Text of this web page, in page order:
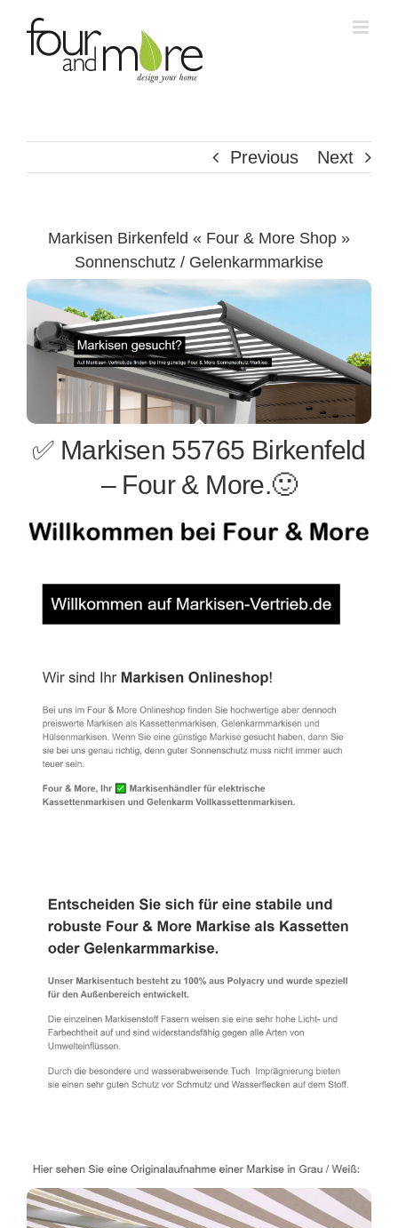
Previous Next
Markisen Birkenfeld « Four & More Shop »
Sonnenschutz / Gelenkarmmarkise
✅ Markisen 55765 Birkenfeld
– Four & More.🙂